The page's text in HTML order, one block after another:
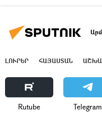
ԼՈՒՐԵՐ ՀԱՅԱՍՏԱՆ
Rutube Telegram